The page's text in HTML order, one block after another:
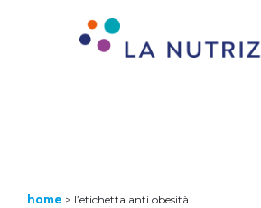
home > l’etichetta anti obesità